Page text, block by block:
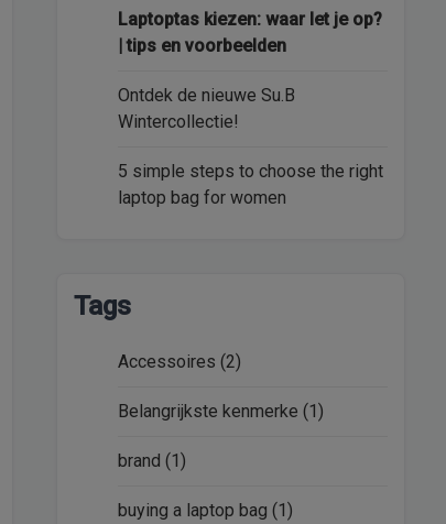
Laptoptas kiezen: waar let je op?
| tips en voorbeelden
Ontdek de nieuwe Su.B
Wintercollectie!
5 simple steps to choose the right
laptop bag for women
Tags
Accessoires (2)
Belangrijkste kenmerke (1)
brand (1)
buying a laptop bag (1)